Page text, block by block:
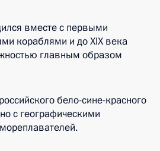
вместе с первыми
кораблями и до XIX века
главным образом
бело-сине-красного
с географическими